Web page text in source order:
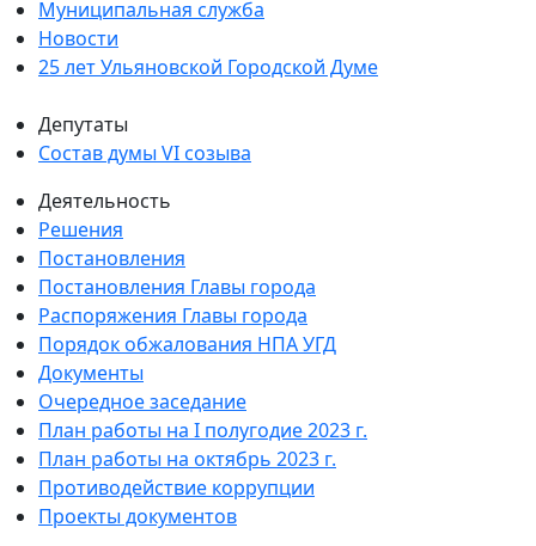
Муниципальная служба
Новости
25 лет Ульяновской Городской Думе
Депутаты
Состав думы VI созыва
Деятельность
Решения
Постановления
Постановления Главы города
Распоряжения Главы города
Порядок обжалования НПА УГД
Документы
Очередное заседание
План работы на I полугодие 2023 г.
План работы на октябрь 2023 г.
Противодействие коррупции
Проекты документов